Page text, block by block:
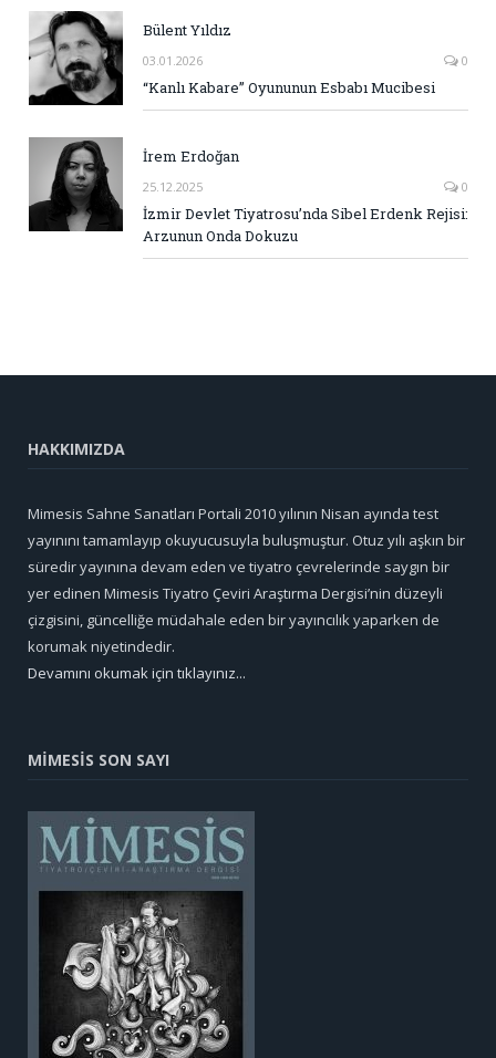
Bülent Yıldız
03.01.2026 0
“Kanlı Kabare” Oyununun Esbabı Mucibesi
İrem Erdoğan
25.12.2025 0
İzmir Devlet Tiyatrosu’nda Sibel Erdenk Rejisi:
Arzunun Onda Dokuzu
HAKKIMIZDA
Mimesis Sahne Sanatları Portali 2010 yılının Nisan ayında test
yayınını tamamlayıp okuyucusuyla buluşmuştur. Otuz yılı aşkın bir
süredir yayınına devam eden ve tiyatro çevrelerinde saygın bir
yer edinen Mimesis Tiyatro Çeviri Araştırma Dergisi’nin düzeyli
çizgisini, güncelliğe müdahale eden bir yayıncılık yaparken de
korumak niyetindedir.
Devamını okumak için tıklayınız...
MİMESİS SON SAYI